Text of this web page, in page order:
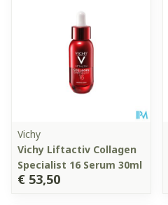
Vichy
Vichy Liftactiv Collagen
Specialist 16 Serum 30ml
€ 53,50